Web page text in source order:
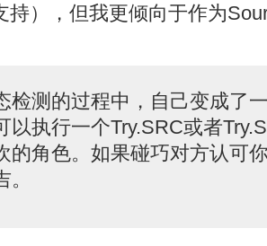
持），但我更倾向于作为
检测的过程中，自己变成了
以执行一个Try.SRC或者
的角色。如果碰巧对方认可